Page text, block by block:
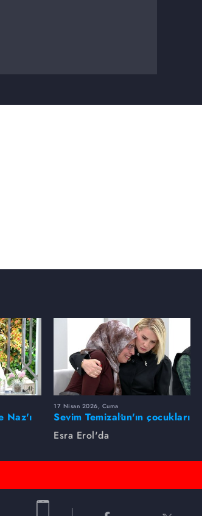
Naz'ı
17 Nisan 2026, Cuma
Sevim Temizaltın'ın çocukları
nerede?
Esra Erol'da